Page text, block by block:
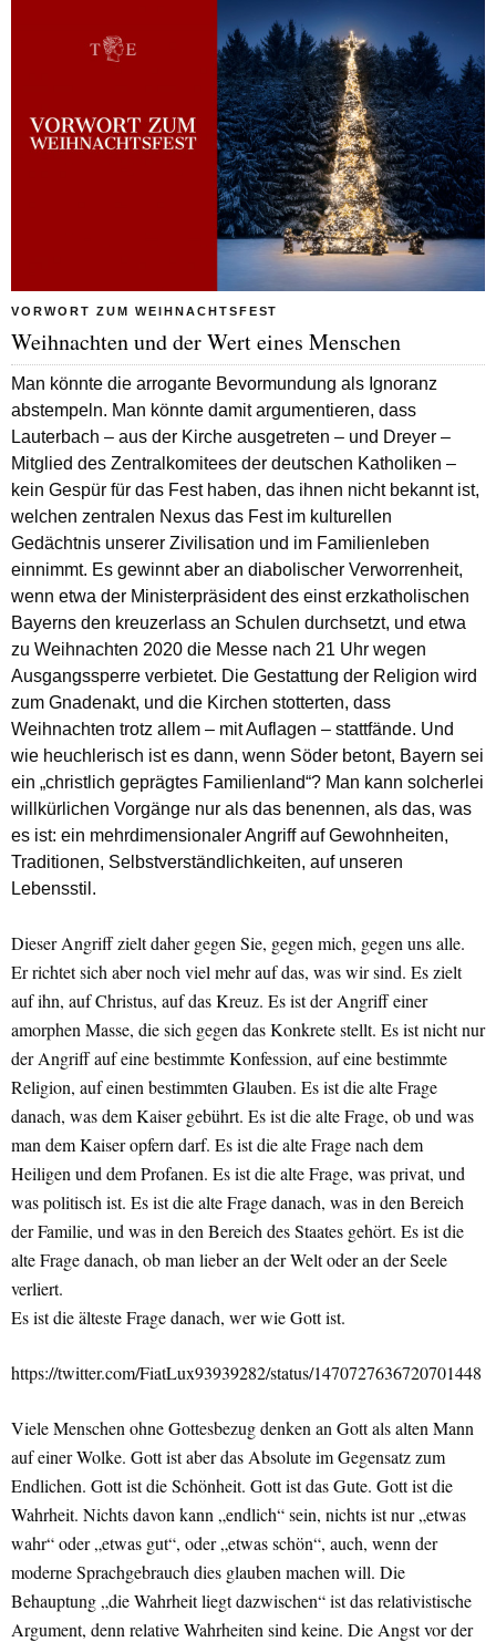
VORWORT ZUM WEIHNACHTSFEST
Weihnachten und der Wert eines Menschen
Man könnte die arrogante Bevormundung als Ignoranz
abstempeln. Man könnte damit argumentieren, dass
Lauterbach – aus der Kirche ausgetreten – und Dreyer –
Mitglied des Zentralkomitees der deutschen Katholiken –
kein Gespür für das Fest haben, das ihnen nicht bekannt ist,
welchen zentralen Nexus das Fest im kulturellen
Gedächtnis unserer Zivilisation und im Familienleben
einnimmt. Es gewinnt aber an diabolischer Verworrenheit,
wenn etwa der Ministerpräsident des einst erzkatholischen
Bayerns den kreuzerlass an Schulen durchsetzt, und etwa
zu Weihnachten 2020 die Messe nach 21 Uhr wegen
Ausgangssperre verbietet. Die Gestattung der Religion wird
zum Gnadenakt, und die Kirchen stotterten, dass
Weihnachten trotz allem – mit Auflagen – stattfände. Und
wie heuchlerisch ist es dann, wenn Söder betont, Bayern sei
ein „christlich geprägtes Familienland“? Man kann solcherlei
willkürlichen Vorgänge nur als das benennen, als das, was
es ist: ein mehrdimensionaler Angriff auf Gewohnheiten,
Traditionen, Selbstverständlichkeiten, auf unseren
Lebensstil.
Dieser Angriff zielt daher gegen Sie, gegen mich, gegen uns alle.
Er richtet sich aber noch viel mehr auf das, was wir sind. Es zielt
auf ihn, auf Christus, auf das Kreuz. Es ist der Angriff einer
amorphen Masse, die sich gegen das Konkrete stellt. Es ist nicht nur
der Angriff auf eine bestimmte Konfession, auf eine bestimmte
Religion, auf einen bestimmten Glauben. Es ist die alte Frage
danach, was dem Kaiser gebührt. Es ist die alte Frage, ob und was
man dem Kaiser opfern darf. Es ist die alte Frage nach dem
Heiligen und dem Profanen. Es ist die alte Frage, was privat, und
was politisch ist. Es ist die alte Frage danach, was in den Bereich
der Familie, und was in den Bereich des Staates gehört. Es ist die
alte Frage danach, ob man lieber an der Welt oder an der Seele
verliert.
Es ist die älteste Frage danach, wer wie Gott ist.
https://twitter.com/FiatLux93939282/status/1470727636720701448
Viele Menschen ohne Gottesbezug denken an Gott als alten Mann
auf einer Wolke. Gott ist aber das Absolute im Gegensatz zum
Endlichen. Gott ist die Schönheit. Gott ist das Gute. Gott ist die
Wahrheit. Nichts davon kann „endlich“ sein, nichts ist nur „etwas
wahr“ oder „etwas gut“, oder „etwas schön“, auch, wenn der
moderne Sprachgebrauch dies glauben machen will. Die
Behauptung „die Wahrheit liegt dazwischen“ ist das relativistische
Argument, denn relative Wahrheiten sind keine. Die Angst vor der